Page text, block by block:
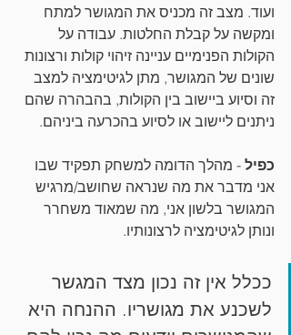
ועוד. מצב זה מכניס את המגושר למתח
ומקשה על קבלת החלטות. עבודה על
הקולות הפנימיים עניינה זיהוי קולות ורצונות
שונים של המגושר, מתן לגיטימציה למצב
זה וסיוע ביישוב בין הקולות, בהבהרה שהם
ניתנים ליישוב או לסיוע בהכרעה ביניהם.
כפיל - מהלך הדומה למשחק תפקיד שבו
אני מדבר את מה שנראה שחושב/מרגיש
המגושר בלשון אני, מה שמאוד משחרר
ונותן לגיטימציה לרצונותיו.
ככלל אין זה נכון מצד המגשר
לשכנע את מגושריו. ההנחה היא